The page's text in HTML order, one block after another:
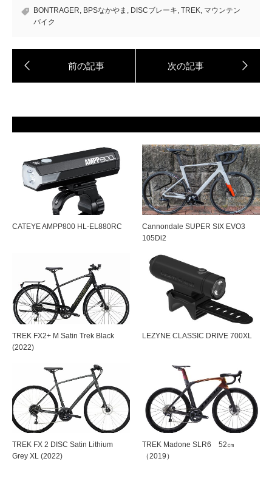
BONTRAGER, BPSなかやま , DISCブレーキ, TREK, マウンテン
バイク
CATEYE AMPP800 HL-EL880RC
Cannondale SUPER SIX EVO3
105Di2
TREK FX2+ M Satin Trek Black
(2022)
LEZYNE CLASSIC DRIVE 700XL
TREK FX 2 DISC Satin Lithium
Grey XL (2022)
TREK Madone SLR6 52㎝
（2019）